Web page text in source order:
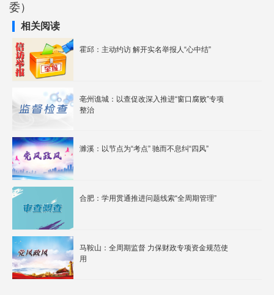
委）
相关阅读
霍邱：主动约访 解开实名举报人“心中结”
亳州谯城：以查促改深入推进“窗口腐败”专项
整治
濉溪：以节点为“考点” 驰而不息纠“四风”
合肥：学用贯通推进问题线索“全周期管理”
马鞍山：全周期监督 力保财政专项资金规范使
用